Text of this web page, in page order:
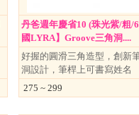
丹爸週年慶省10 (珠光紫/粗/
國LYRA】Groove三角洞....
好握的圓滑三角造型，創新
洞設計，筆桿上可書寫姓名
275 ~ 299